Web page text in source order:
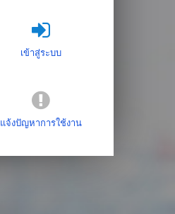
เข้าสู่ระบบ
แจ้งปัญหาการใช้งาน